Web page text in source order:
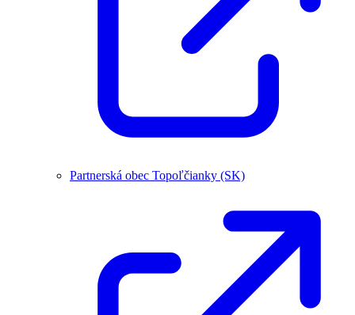
Partnerská obec Topoľčianky (SK)